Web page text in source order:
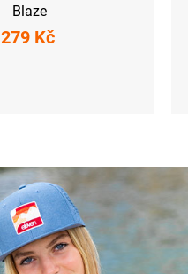
Blaze
279 Kč